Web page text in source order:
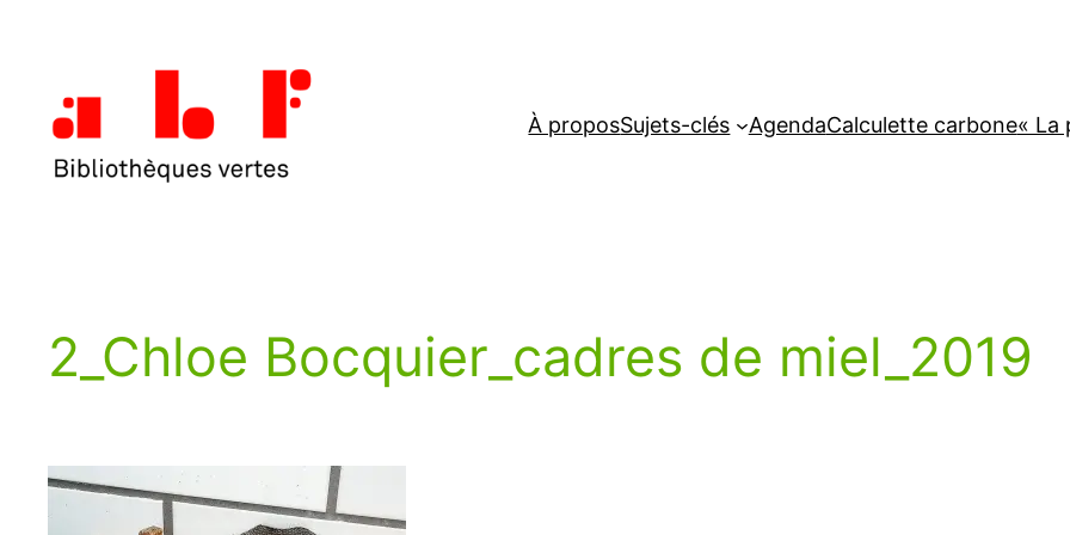
contenu
À proposSujets-clés AgendaCalculette carbone« La
2_Chloe Bocquier_cadres de miel_2019